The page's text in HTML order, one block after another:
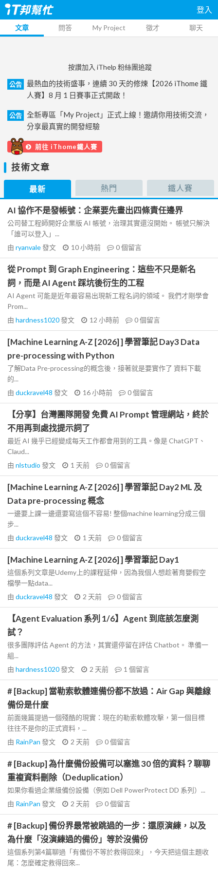
登入
文章 問答 My Project 徵才 聊天
按讚加入 iThelp 粉絲團追蹤
公告
最熱血的技術盛事，連續 30 天的修煉【2026 iThome 鐵
人賽】8 月 1 日賽事正式開啟！
公告
全新專區「My Project」正式上線！邀請你用技術交流，
分享最真實的開發經驗
前往 iThome鐵人賽
技術文章
最新 熱門 鐵人賽
AI 協作不是發帳號：企業要先畫出四條責任邊界
公司替工程師開好企業版 AI 帳號，治理其實還沒開始。 帳號只解決
「誰可以登入」...
由 ryanvale發文 10 小時前 0個留言
從 Prompt 到 Graph Engineering：這些不只是新名
詞，而是 AI Agent 踩坑後衍生的工程
AI Agent 可能是近年最容易出現新工程名詞的領域。 我們才剛學會
Prom...
由 hardness1020發文 12 小時前 0個留言
[Machine Learning A-Z [2026] ] 學習筆記 Day3 Data
pre-processing with Python
了解Data Pre-processing的概念後，接著就是要實作了 資料下載
的...
由 duckravel48 發文 16 小時前 0個留言
【分享】台灣團隊開發 免費 AI Prompt 管理網站，終於
不用再到處找提示詞了
最近 AI 幾乎已經變成每天工作都會用到的工具。像是 ChatGPT、
Claud...
由 nlstudio 發文 1 天前 0個留言
[Machine Learning A-Z [2026] ] 學習筆記 Day2 ML 及
Data pre-processing 概念
一邊要上課一邊還要寫這個不容易! 整個machine learning分成三個
步...
由 duckravel48 發文 1 天前 0個留言
[Machine Learning A-Z [2026] ] 學習筆記 Day1
這個系列文章是Udemy上的課程延伸，因為我個人想趁著育嬰假空
檔學一點data...
由 duckravel48 發文 2 天前 0個留言
【Agent Evaluation 系列 1/6】Agent 到底該怎麼測
試？
很多團隊評估 Agent 的方法，其實還停留在評估 Chatbot。 準備一
組...
由 hardness1020發文 2 天前 1 個留言
# [Backup] 當勒索軟體連備份都不放過：Air Gap 與離線
備份是什麼
前面幾篇提過一個殘酷的現實：現在的勒索軟體攻擊，第一個目標
往往不是你的正式資料，...
由 RainPan 發文 2 天前 0個留言
# [Backup] 為什麼備份設備可以塞進 30 倍的資料？聊聊
重複資料刪除（Deduplication）
如果你看過企業級備份設備（例如 Dell PowerProtect DD 系列）...
由 RainPan 發文 2 天前 0個留言
# [Backup] 備份界最常被跳過的一步：還原演練，以及
為什麼「沒演練過的備份」等於沒備份
這個系列第4篇聊過「有備份不等於救得回來」，今天把這個主題收
尾：怎麼確定救得回來...